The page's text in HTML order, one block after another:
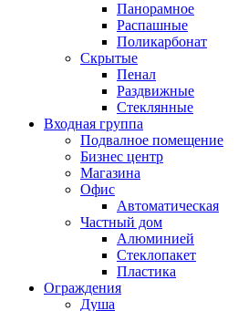
Панорамное
Распашные
Поликарбонат
Скрытые
Пенал
Раздвижные
Стеклянные
Входная группа
Подвалное помещение
Бизнес центр
Магазина
Офис
Автоматическая
Частный дом
Алюминией
Стеклопакет
Пластика
Ограждения
Душа